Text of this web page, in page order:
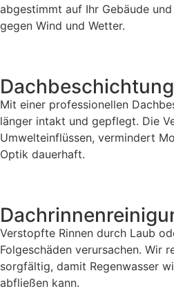
abgestimmt auf Ihr Gebäude
gegen Wind und Wetter.
Dachbeschichtung
Mit einer professionellen
länger intakt und gepflegt. Die
Umwelteinflüssen, vermindert
Optik dauerhaft.
Verstopfte Rinnen durch Laub
Folgeschäden verursachen. Wir
sorgfältig, damit Regenwasser
abfließen kann.